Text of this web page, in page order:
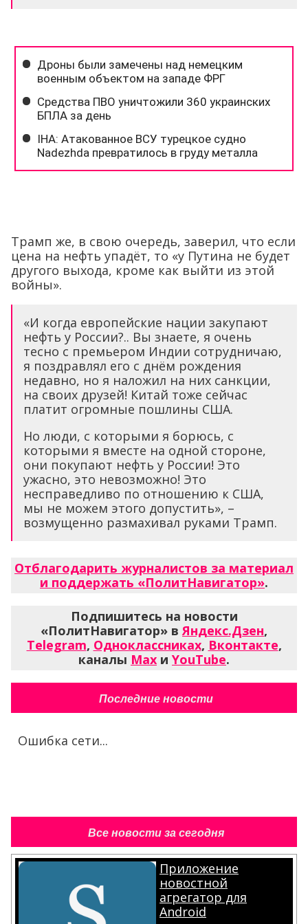
Трамп же, в свою очередь, заверил, что если
цена на нефть упадёт, то «у Путина не будет
другого выхода, кроме как выйти из этой
войны».
«И когда европейские нации закупают
нефть у России?.. Вы знаете, я очень
тесно с премьером Индии сотрудничаю,
я поздравлял его с днём рождения
недавно, но я наложил на них санкции,
на своих друзей! Китай тоже сейчас
платит огромные пошлины США.
Но люди, с которыми я борюсь, с
которыми я вместе на одной стороне,
они покупают нефть у России! Это
ужасно, это невозможно! Это
несправедливо по отношению к США,
мы не можем этого допустить», –
возмущенно размахивал руками Трамп.
Отблагодарить журналистов за материал
и поддержать «ПолитНавигатор».
Подпишитесь на новости
«ПолитНавигатор» вЯндекс.Дзен,
Telegram, Одноклассниках, Вконтакте,
каналы Max и YouTube.
Последние новости
Ошибка сети...
Все новости за сегодня
Приложение
новостной
агрегатор для
Android